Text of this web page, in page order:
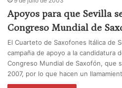
Apoyos para que Sevilla
Congreso Mundial de
El Cuarteto de Saxofones Itálica de
campaña de apoyo a la candidatura
Congreso Mundial de Saxofón, que
2007, por lo que hacen un